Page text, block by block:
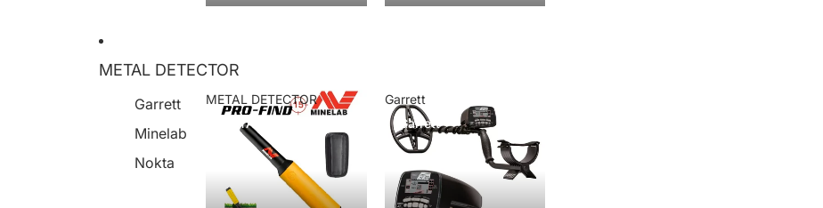
METAL DETECTOR
Garrett
Minelab
Nokta
METAL DETECTOR
METAL DETECTOR
Garrett
Garrett